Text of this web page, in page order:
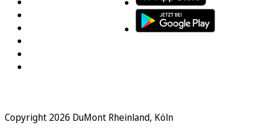
Copyright 2026 DuMont Rheinland, Köln